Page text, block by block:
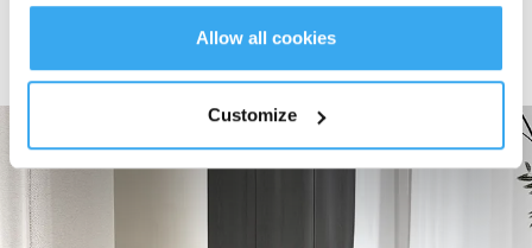
Allow all cookies
Customize
zorgen voor een hoge zuigkracht van 21.000 Pa, zodat stof en vuil van
tapijten en vloeren op een efficiënte manier worden verwijderd voor een